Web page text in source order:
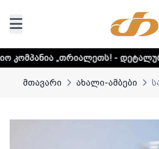
- დეტალური
მთავარი ახალი-ამბები